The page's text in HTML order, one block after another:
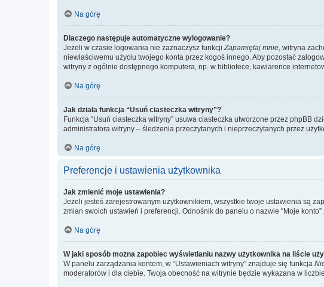
Na górę
Dlaczego następuje automatyczne wylogowanie?
Jeżeli w czasie logowania nie zaznaczysz funkcji Zapamiętaj mnie , witryna
niewłaściwemu użyciu twojego konta przez kogoś innego. Aby pozostać
witryny z ogólnie dostępnego komputera, np. w bibliotece, kawiarence
Na górę
Jak działa funkcja “Usuń ciasteczka witryny”?
Funkcja “Usuń ciasteczka witryny” usuwa ciasteczka utworzone przez phpBB
administratora witryny – śledzenia przeczytanych i nieprzeczytanych przez
Na górę
Preferencje i ustawienia użytkownika
Jak zmienić moje ustawienia?
Jeżeli jesteś zarejestrowanym użytkownikiem, wszystkie twoje ustawienia są
zmian swoich ustawień i preferencji. Odnośnik do panelu o nazwie “Moje
Na górę
W jaki sposób można zapobiec wyświetlaniu nazwy użytkownika na liście
W panelu zarządzania kontem, w “Ustawieniach witryny” znajduje się funkcja
moderatorów i dla ciebie. Twoja obecność na witrynie będzie wykazana w